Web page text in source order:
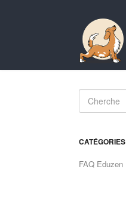
CATÉGORIES
FAQ Eduzen